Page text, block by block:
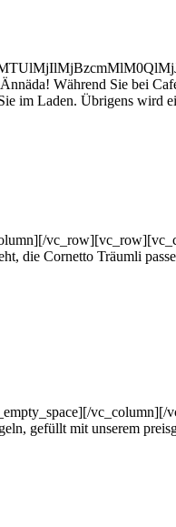
Während Sie bei
im Laden. Übrigens wird
die Cornetto Träumli
gefüllt mit unserem